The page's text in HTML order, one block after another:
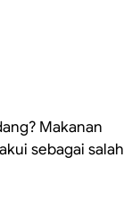
Makanan
sebagai salah